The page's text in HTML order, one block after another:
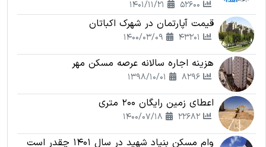
قیمت آپارتمان در شهرک اکباتان
هزینه اجاره سالانه عرصه مسکن مهر
اعطای زمین رایگان 200 متری
وام مسکن بنیاد شهید در سال 1401 چقدر است